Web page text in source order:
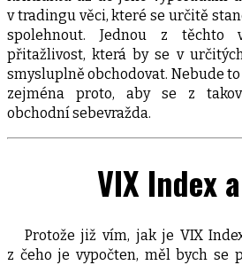
v tradingu věci, které se určitě
spolehnout. Jednou z těchto
přitažlivost, která by se v
smysluplně obchodovat. Nebude
zejména proto, aby se z
obchodní sebevražda.
VIX Index
Protože již vím, jak je VIX
z čeho je vypočten, měl bych se